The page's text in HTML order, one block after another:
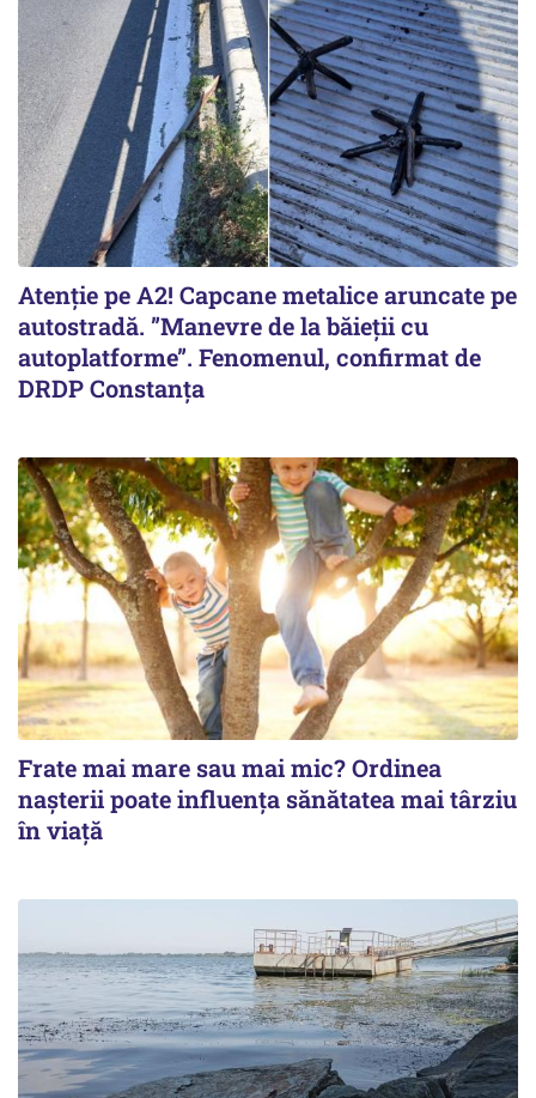
Atenție pe A2! Capcane metalice aruncate pe
autostradă. ”Manevre de la băieții cu
autoplatforme”. Fenomenul, confirmat de
DRDP Constanța
Frate mai mare sau mai mic? Ordinea
nașterii poate influența sănătatea mai târziu
în viață